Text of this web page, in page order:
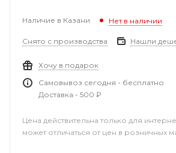
Наличие в Казани Нет в наличии
Снято с производства Нашли
Хочу в подарок
Самовывоз сегодня - бесплатно
Доставка - 500 ₽
Цена действительна только для
может отличаться от цен в розничных